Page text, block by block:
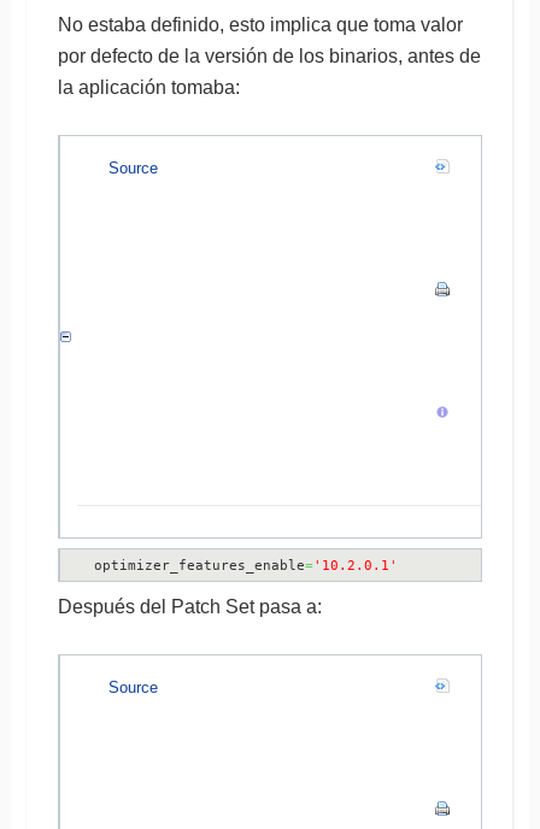
No estaba definido, esto implica que toma valor
por defecto de la versión de los binarios, antes de
la aplicación tomaba:
Source
optimizer_features_enable= '10.2.0.1'
Después del Patch Set pasa a:
Source